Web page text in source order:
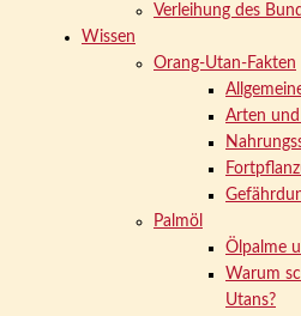
Verleihung des
Wissen
Orang-Utan-Fakten
Arten und
Palmöl
Ölpalme
Warum
Utans?